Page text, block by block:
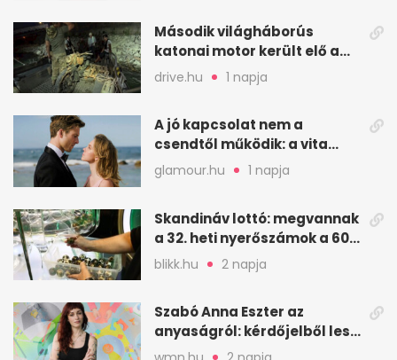
Második világháborús
katonai motor került elő a
Dunából a Batthyány térnél
drive.hu 1 napja
A jó kapcsolat nem a
csendtől működik: a vita
néha egészséges jel
glamour.hu 1 napja
Skandináv lottó: megvannak
a 32. heti nyerőszámok a 600
milliós játékhoz
blikk.hu 2 napja
Szabó Anna Eszter az
anyaságról: kérdőjelből lesz
valaha felkiáltójel?